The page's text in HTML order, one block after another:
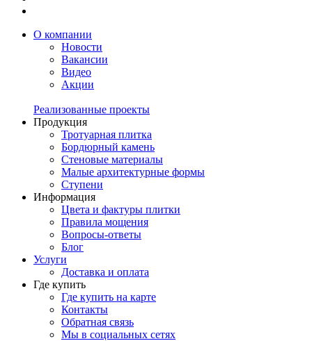
О компании
Новости
Вакансии
Видео
Акции
Реализованные проекты
Продукция
Тротуарная плитка
Бордюрный камень
Стеновые материалы
Малые архитектурные формы
Ступени
Информация
Цвета и фактуры плитки
Правила мощения
Вопросы-ответы
Блог
Услуги
Доставка и оплата
Где купить
Где купить на карте
Контакты
Обратная связь
Мы в социальных сетях